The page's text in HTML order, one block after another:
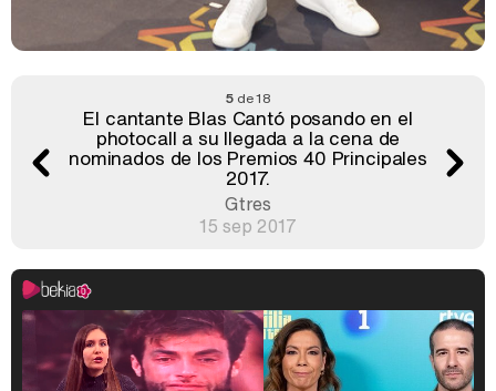
5de 18
El cantante Blas Cantó posando en el
photocall a su llegada a la cena de
nominados de los Premios 40 Principales
2017.
Gtres
15 sep 2017